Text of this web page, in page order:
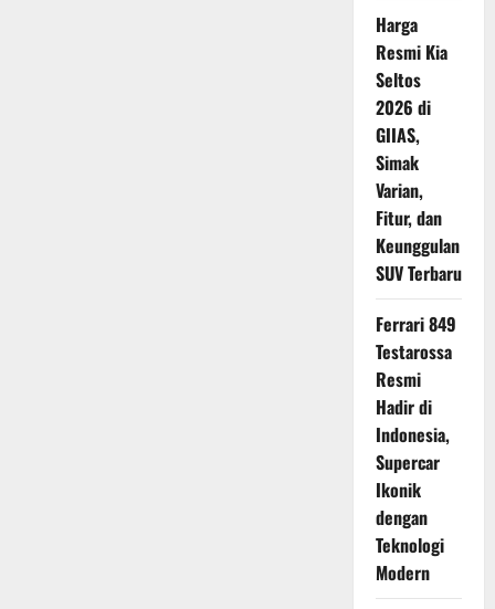
Harga
Resmi Kia
Seltos
2026 di
GIIAS,
Simak
Varian,
Fitur, dan
Keunggulan
SUV Terbaru
Ferrari 849
Testarossa
Resmi
Hadir di
Indonesia,
Supercar
Ikonik
dengan
Teknologi
Modern